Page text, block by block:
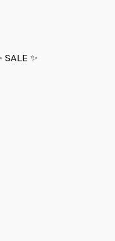
SALE ✨